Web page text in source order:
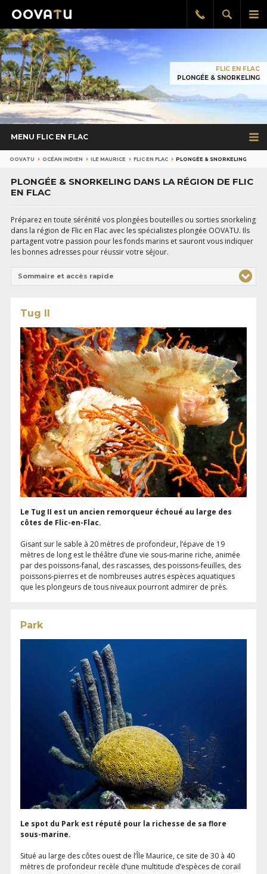
le
Afficher
la
Rappel
gratuit
FLIC EN FLAC
PLONGÉE & SNORKELING
MENU FLIC EN FLAC
OOVATU OCÉAN INDIEN ILE MAURICE FLIC EN FLAC PLONGÉE & SNORKELING
PLONGÉE & SNORKELING DANS LA RÉGION DE FLIC
EN FLAC
Préparez en toute sérénité vos plongées bouteilles ou sorties snorkeling
dans la région de Flic en Flac avec les spécialistes plongée OOVATU. Ils
partagent votre passion pour les fonds marins et sauront vous indiquer
les bonnes adresses pour réussir votre séjour.
Sommaire et accès rapide
Tug II
Le Tug II est un ancien remorqueur échoué au large des
côtes de Flic-en-Flac.
Gisant sur le sable à 20 mètres de profondeur, l’épave de 19
mètres de long est le théâtre d’une vie sous-marine riche, animée
par des poissons-fanal, des rascasses, des poissons-feuilles, des
poissons-pierres et de nombreuses autres espèces aquatiques
que les plongeurs de tous niveaux pourront admirer de près.
Park
Le spot du Park est réputé pour la richesse de sa flore
sous-marine.
Situé au large des côtes ouest de l’Île Maurice, ce site de 30 à 40
mètres de profondeur recèle d’une multitude d’espèces de corail